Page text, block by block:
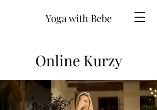
Yoga with Bebe
Online Kurzy